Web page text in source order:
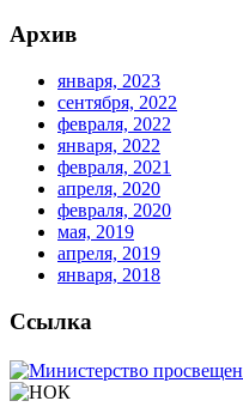
Архив
января, 2023
сентября, 2022
февраля, 2022
января, 2022
февраля, 2021
апреля, 2020
февраля, 2020
мая, 2019
апреля, 2019
января, 2018
Ссылка